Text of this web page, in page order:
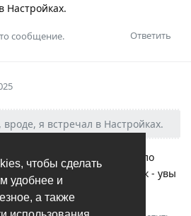
чтобы сделать
удобнее и
а также
Настройках.
Ответить
сообщение.
вроде, я встречал в Настройках.
значения, уже лучше чем было
за пределами этих рамок - увы